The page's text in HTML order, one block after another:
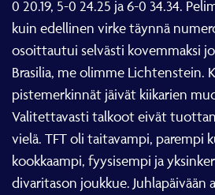
0 20.19, 5-0 24.25 ja 6-0 34.34.
kuin edellinen virke täynnä
osoittautui selvästi kovemmaksi
Brasilia, me olimme Lichtenstein.
pistemerkinnät jäivät kiikarien
Valitettavasti talkoot eivät
vielä. TFT oli taitavampi, parempi
kookkaampi, fyysisempi ja
divaritason joukkue. Juhlapäivään